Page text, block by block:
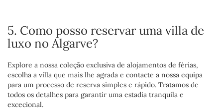
5. Como posso reservar uma villa de
luxo no Algarve?
Explore a nossa coleção exclusiva de alojamentos de férias,
escolha a villa que mais lhe agrada e contacte a nossa equipa
para um processo de reserva simples e rápido. Tratamos de
todos os detalhes para garantir uma estadia tranquila e
excecional.